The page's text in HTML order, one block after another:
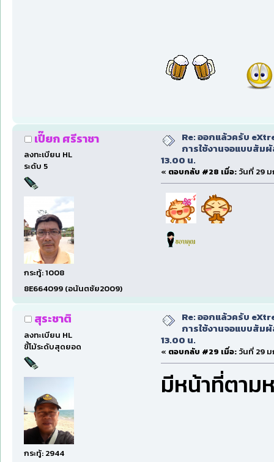
เปี๊ยก ศรีราชา
ลงทะเบียน HL
ระดับ 5
กระทู้: 1008
8E664099 (อนันตชัย2009)
Re: ออกแล้วครับ
การใช้งานจอแบบสัม
13.00 น.
« ตอบกลับ #28 เมื่อ: วันที่ 29 ม
สุระชาติ
ลงทะเบียน HL
ขี้โม้ระดับสุดยอด
กระทู้: 2944
Re: ออกแล้วครับ
การใช้งานจอแบบสัม
13.00 น.
« ตอบกลับ #29 เมื่อ: วันที่ 29 ม
มีหน้าที่ตาม